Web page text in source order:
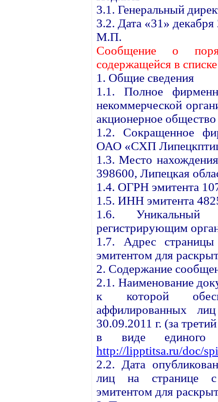
3.1. Генеральный
3.2. Дата «31» декабря
М.П.
Сообщение о
содержащейся в
1. Общие сведения
1.1. Полное
некоммерческой
акционерное
1.2. Сокращенное
ОАО «СХП
1.3. Место
398600, Липецкая
1.4. ОГРН эмитента
1.5. ИНН эмитента
1.6. Уникальный
регистрирующим
1.7. Адрес страницы
эмитентом для
2. Содержание
2.1. Наименование
к которой
аффилированных
30.09.2011 г. (за
в виде
http://lipptitsa.ru/doc/
2.2. Дата
лиц на странице с
эмитентом для